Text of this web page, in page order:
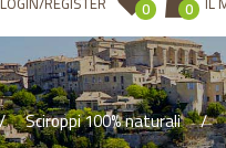
0 0
Sciroppi 100% naturali